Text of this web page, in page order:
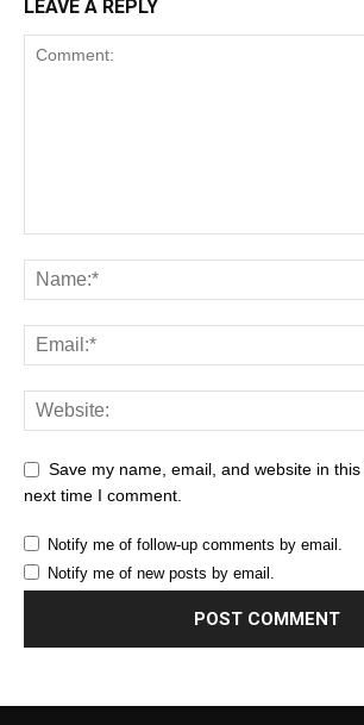
LEAVE A REPLY
Save my name, email, and website in
next time I comment.
Notify me of follow-up comments by email.
Notify me of new posts by email.